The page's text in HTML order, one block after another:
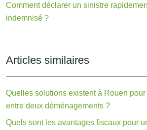
Comment déclarer un sinistre
indemnisé ?
Articles similaires
Quelles solutions existent à Rouen
entre deux déménagements ?
Quels sont les avantages fiscaux pour